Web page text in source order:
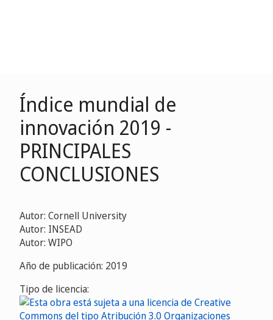
Índice mundial de
innovación 2019 -
PRINCIPALES
CONCLUSIONES
Autor: Cornell University
Autor: INSEAD
Autor: WIPO
Año de publicación: 2019
Tipo de licencia: